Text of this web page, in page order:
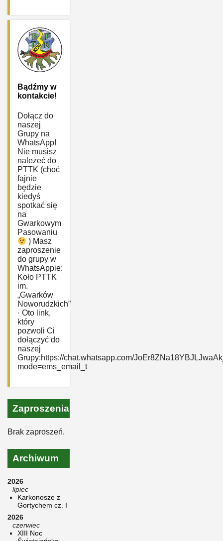
Bądźmy w
kontakcie!
Dołącz do
naszej
Grupy na
WhatsApp!
Nie musisz
należeć do
PTTK (choć
fajnie
będzie
kiedyś
spotkać się
na
Gwarkowym
Pasowaniu
) Masz
zaproszenie
do grupy w
WhatsAppie:
‎Koło PTTK
im.
„Gwarków
Noworudzkich”
· Oto link,
który
pozwoli Ci
dołączyć do
naszej
Grupy:https://chat.whatsapp.com/
mode=ems_email_t
Zaproszenia
Brak zaproszeń.
Archiwum
2026
lipiec
Karkonosze z
Gortychem cz. I
2026
czerwiec
XIII Noc